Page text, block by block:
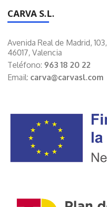
CARVA S.L.
Avenida Real de Madrid, 103,
46017, Valencia
Teléfono: 963 18 20 22
Email: carva@carvasl.com